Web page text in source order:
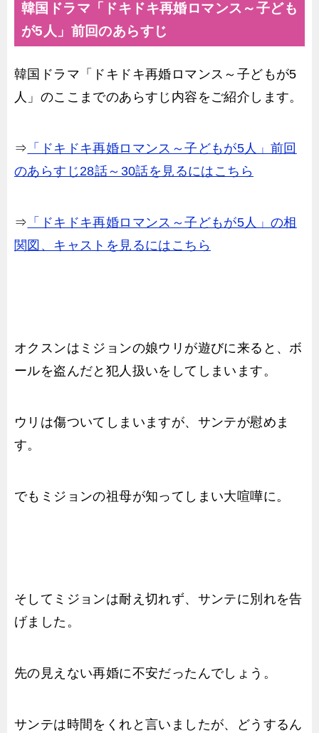
韓国ドラマ「ドキドキ再婚ロマンス～子ども
が5人」前回のあらすじ
韓国ドラマ「ドキドキ再婚ロマンス～子どもが5
人」のここまでのあらすじ内容をご紹介します。
⇒ 「ドキドキ再婚ロマンス～子どもが5人」前回
のあらすじ28話～30話を見るにはこちら
⇒ 「ドキドキ再婚ロマンス～子どもが5人」の相
関図、キャストを見るにはこちら
オクスンはミジョンの娘ウリが遊びに来ると、ボ
ールを盗んだと犯人扱いをしてしまいます。
ウリは傷ついてしまいますが、サンテが慰めま
す。
でもミジョンの祖母が知ってしまい大喧嘩に。
そしてミジョンは耐え切れず、サンテに別れを告
げました。
先の見えない再婚に不安だったんでしょう。
サンテは時間をくれと言いましたが、どうするん